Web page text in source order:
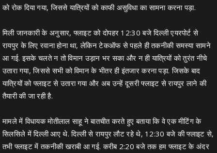
को रोक दिया गया, जिससे यात्रियों को काफी असुविधा का सामना करना पड़ा.
मिली जानकारी के अनुसार, फ्लाइट को दोपहर 12:30 बजे दिल्ली एयरपोर्ट से
रायपुर के लिए रवाना होना था, लेकिन टेकऑफ से पहले ही तकनीकी समस्या सामने
आ गई. इसके चलते न तो विमान उड़ान भर सका और न ही यात्रियों को तुरंत नीचे
उतारा गया, जिससे सभी को विमान के भीतर ही इंतजार करना पड़ा. जिसके बाद
यात्रियों को फ्लाइट से उतारा गया और अब उन्हें दूसरी फ्लाइट से रायपुर लाने की
तैयारी की जा रही है.
मामले में विधायक मोतीलाल साहू ने बातचीत करते हुए बताया कि वे एक मीटिंग के
सिलसिले में दिल्ली आए थे. दिल्ली से रायपुर लौट रहे थे, 12:30 बजे की फ्लाइट से,
तभी फ्लाइट में तकनीकी खराबी आ गई. करीब 2:20 बजे तक हम फ्लाइट के अंदर